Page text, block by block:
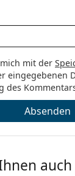
SL 745 002 55
mit der
eingegebenen
des
Absenden